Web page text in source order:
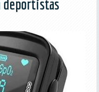
deportistas